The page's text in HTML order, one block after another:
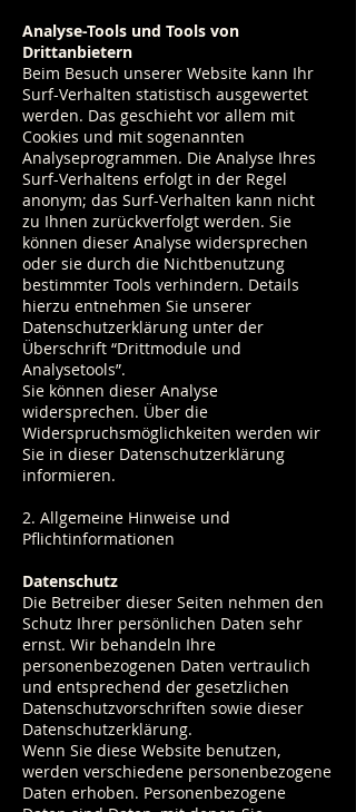
Analyse-Tools und Tools von
Drittanbietern
Beim Besuch unserer Website kann Ihr
Surf-Verhalten statistisch ausgewertet
werden. Das geschieht vor allem mit
Cookies und mit sogenannten
Analyseprogrammen. Die Analyse Ihres
Surf-Verhaltens erfolgt in der Regel
anonym; das Surf-Verhalten kann nicht
zu Ihnen zurückverfolgt werden. Sie
können dieser Analyse widersprechen
oder sie durch die Nichtbenutzung
bestimmter Tools verhindern. Details
hierzu entnehmen Sie unserer
Datenschutzerklärung unter der
Überschrift “Drittmodule und
Analysetools”.
Sie können dieser Analyse
widersprechen. Über die
Widerspruchsmöglichkeiten werden wir
Sie in dieser Datenschutzerklärung
informieren.
2. Allgemeine Hinweise und
Pflichtinformationen
Datenschutz
Die Betreiber dieser Seiten nehmen den
Schutz Ihrer persönlichen Daten sehr
ernst. Wir behandeln Ihre
personenbezogenen Daten vertraulich
und entsprechend der gesetzlichen
Datenschutzvorschriften sowie dieser
Datenschutzerklärung.
Wenn Sie diese Website benutzen,
werden verschiedene personenbezogene
Daten erhoben. Personenbezogene